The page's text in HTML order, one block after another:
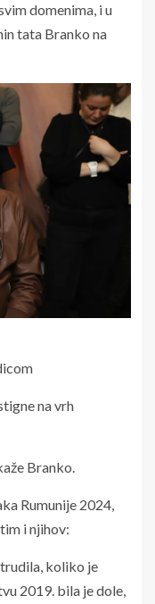
domenima, i u
tata Branko na
na vrh
Branko.
Rumunije 2024,
i njihov:
koliko je
2019. bila je dole,